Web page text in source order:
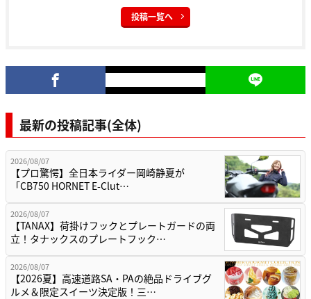
投稿一覧へ
最新の投稿記事(全体)
2026/08/07
【プロ驚愕】全日本ライダー岡崎静夏が
「CB750 HORNET E-Clut…
2026/08/07
【TANAX】荷掛けフックとプレートガードの両
立！タナックスのプレートフック…
2026/08/07
【2026夏】高速道路SA・PAの絶品ドライブグ
ルメ＆限定スイーツ決定版！三…